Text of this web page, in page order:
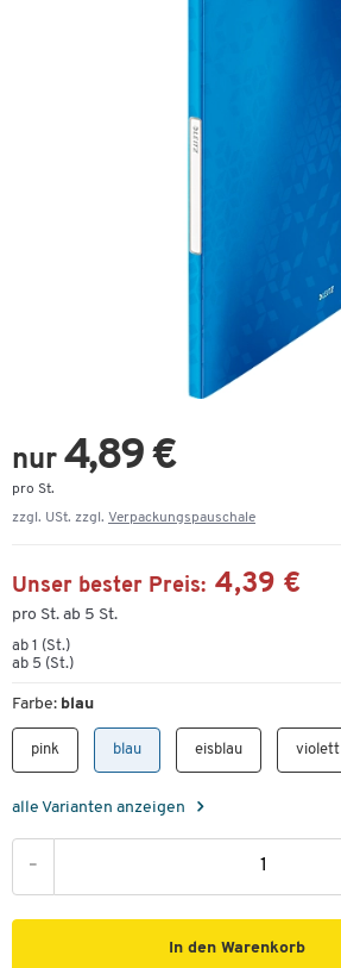
nur 4,89 €
pro St.
zzgl. USt. zzgl. Verpackungspauschale
Unser bester Preis: 4,39 €
pro St. ab 5 St.
ab 1 (St.)
ab 5 (St.)
Farbe: blau
pink blau eisblau violett
alle Varianten anzeigen
-
In den Warenkorb